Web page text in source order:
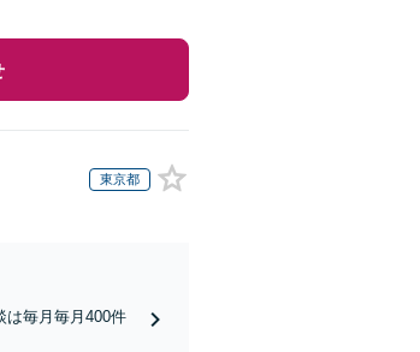
東京都
は毎月毎月400件